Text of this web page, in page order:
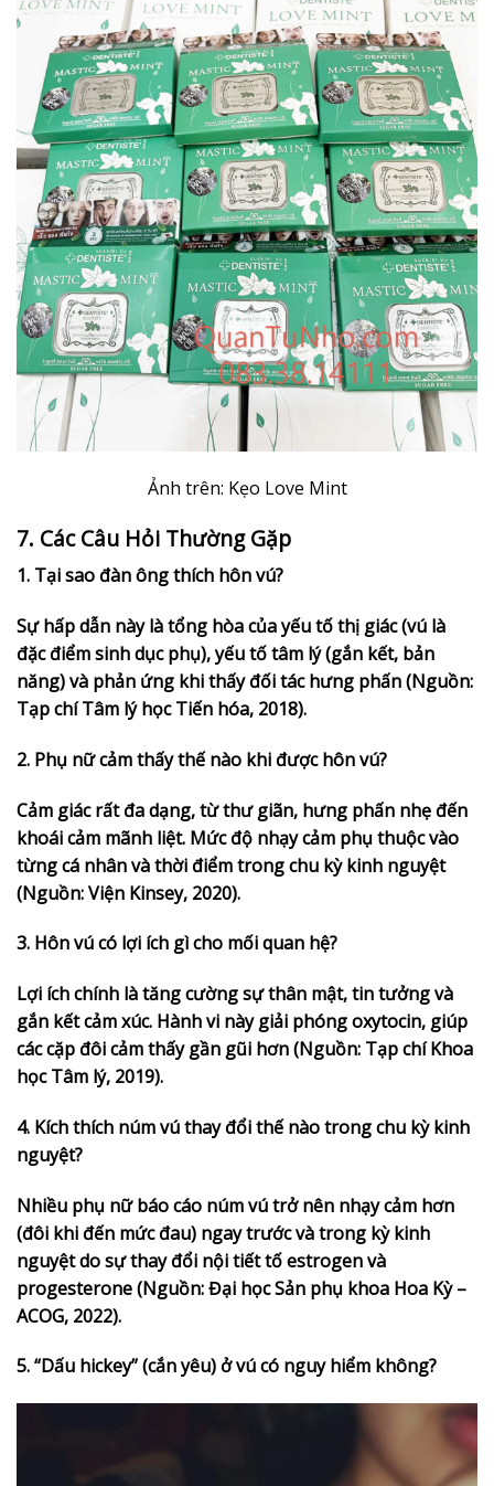
Ảnh trên: Kẹo Love Mint
7. Các Câu Hỏi Thường Gặp
1. Tại sao đàn ông thích hôn vú?
Sự hấp dẫn này là tổng hòa của yếu tố thị giác (vú là
đặc điểm sinh dục phụ), yếu tố tâm lý (gắn kết, bản
năng) và phản ứng khi thấy đối tác hưng phấn (Nguồn:
Tạp chí Tâm lý học Tiến hóa, 2018).
2. Phụ nữ cảm thấy thế nào khi được hôn vú?
Cảm giác rất đa dạng, từ thư giãn, hưng phấn nhẹ đến
khoái cảm mãnh liệt. Mức độ nhạy cảm phụ thuộc vào
từng cá nhân và thời điểm trong chu kỳ kinh nguyệt
(Nguồn: Viện Kinsey, 2020).
3. Hôn vú có lợi ích gì cho mối quan hệ?
Lợi ích chính là tăng cường sự thân mật, tin tưởng và
gắn kết cảm xúc. Hành vi này giải phóng oxytocin, giúp
các cặp đôi cảm thấy gần gũi hơn (Nguồn: Tạp chí Khoa
học Tâm lý, 2019).
4. Kích thích núm vú thay đổi thế nào trong chu kỳ kinh
nguyệt?
Nhiều phụ nữ báo cáo núm vú trở nên nhạy cảm hơn
(đôi khi đến mức đau) ngay trước và trong kỳ kinh
nguyệt do sự thay đổi nội tiết tố estrogen và
progesterone (Nguồn: Đại học Sản phụ khoa Hoa Kỳ –
ACOG, 2022).
5. “Dấu hickey” (cắn yêu) ở vú có nguy hiểm không?